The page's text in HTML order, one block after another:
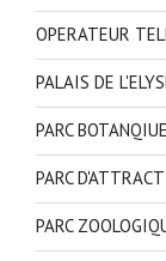
OPERATEUR
PALAIS DE
PARC BOTANQIUE
PARC
PARC